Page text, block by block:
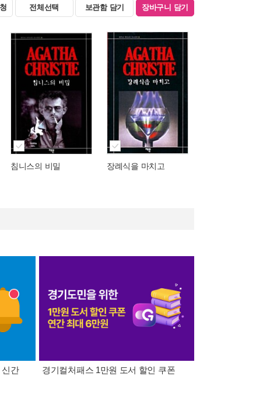
전체선택 보관함 담기 장바구니 담기
침니스의 비밀 장례식을 마치고
신간
경기컬처패스 1만원 도서 할인 쿠폰